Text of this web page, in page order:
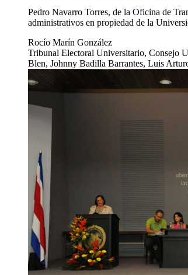
Pedro Navarro Torres, de la Oficina de
administrativos en propiedad de la
Rocío Marín González
Tribunal Electoral Universitario, Consejo
Blen, Johnny Badilla Barrantes, Luis